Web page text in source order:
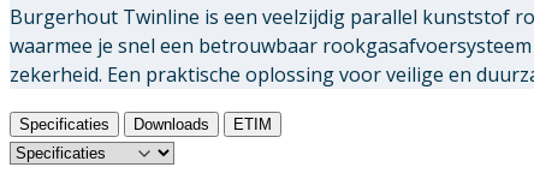
Burgerhout Twinline is een veelzijdig parallel kunststof
waarmee je snel een betrouwbaar
zekerheid. Een praktische oplossing voor veilige en
Specificaties Downloads ETIM